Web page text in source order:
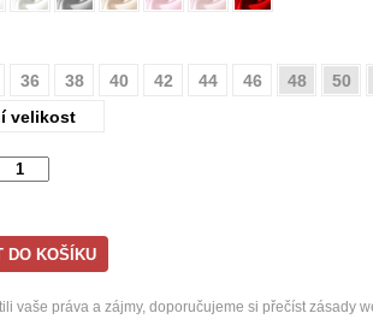
36 38 40 42 44 46 48 50
velikost
vaše práva a zájmy, doporučujeme si přečíst zásady